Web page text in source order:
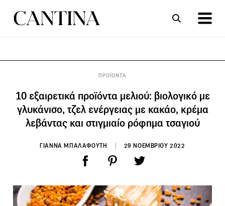
ΠΡΟΪΟΝΤΑ
10 εξαιρετικά προϊόντα μελιού: βιολογικό με
γλυκάνισο, τζελ ενέργειας με κακάο, κρέμα
λεβάντας και στιγμιαίο ρόφημα τσαγιού
ΓΙΑΝΝΑ ΜΠΑΛΑΦΟΥΤΗ 29 ΝΟΕΜΒΡΙΟΥ 2022